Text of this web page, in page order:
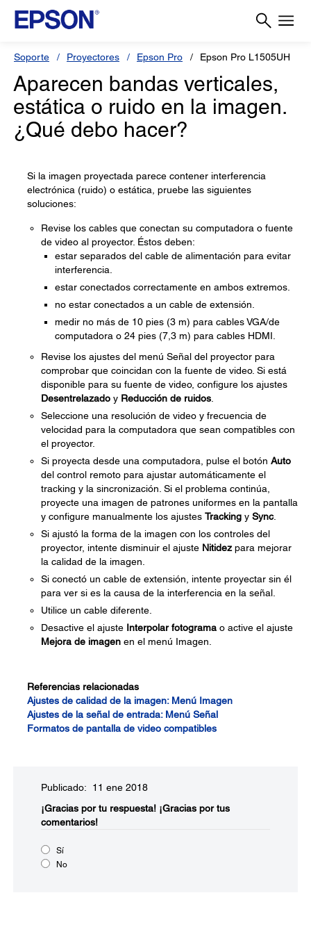
Soporte Proyectores Epson Pro Epson Pro L1505UH
Aparecen bandas verticales,
estática o ruido en la imagen.
¿Qué debo hacer?
Si la imagen proyectada parece contener interferencia
electrónica (ruido) o estática, pruebe las siguientes
soluciones:
Revise los cables que conectan su computadora o fuente
de video al proyector. Éstos deben:
estar separados del cable de alimentación para evitar
interferencia.
estar conectados correctamente en ambos extremos.
no estar conectados a un cable de extensión.
medir no más de 10 pies (3 m) para cables VGA/de
computadora o 24 pies (7,3 m) para cables HDMI.
Revise los ajustes del menú Señal del proyector para
comprobar que coincidan con la fuente de video. Si está
disponible para su fuente de video, configure los ajustes
Desentrelazado y Reducción de ruidos
Seleccione una resolución de video y frecuencia de
velocidad para la computadora que sean compatibles con
el proyector.
Si proyecta desde una computadora, pulse el botón Auto
del control remoto para ajustar automáticamente el
tracking y la sincronización. Si el problema continúa,
proyecte una imagen de patrones uniformes en la pantalla
y configure manualmente los ajustes Tracking y Sync.
Si ajustó la forma de la imagen con los controles del
proyector, intente disminuir el ajuste Nitidez para mejorar
la calidad de la imagen.
Si conectó un cable de extensión, intente proyectar sin él
para ver si es la causa de la interferencia en la señal.
Utilice un cable diferente.
Desactive el ajuste Interpolar fotograma o active el ajuste
Mejora de imagen en el menú Imagen.
Referencias relacionadas
Ajustes de calidad de la imagen: Menú Imagen
Ajustes de la señal de entrada: Menú Señal
Formatos de pantalla de video compatibles
Publicado: 11 ene 2018
¡Gracias por tu respuesta! ¡Gracias por tus
comentarios!
Sí
No